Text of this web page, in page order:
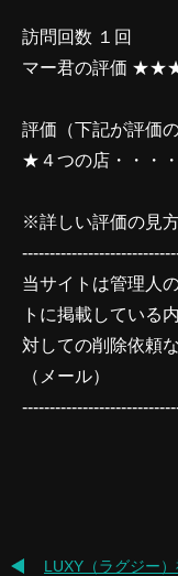
訪問回数 １回
マー君の評価
評価（下記が評価
★４つの店・・・
※詳しい評価の見
当サイトは管理人
トに掲載している
対しての削除依頼
（ メール）
LUXY（ラグジー